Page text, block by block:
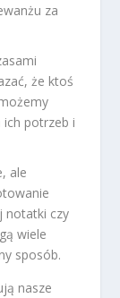
za
że ktoś
ich potrzeb i
ale
notatki czy
wiele
sposób.
nasze